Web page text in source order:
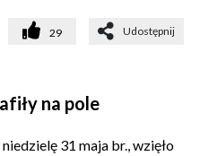
29 Udostępnij
na pole
31 maja br., wzięło